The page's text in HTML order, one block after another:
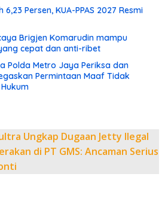
Persen, KUA-PPAS 2027 Resmi
Brigjen Komarudin mampu
cepat dan anti-ribet
Polda Metro Jaya Periksa dan
Permintaan Maaf Tidak
Ungkap Dugaan Jetty Ilegal
di PT GMS: Ancaman Serius